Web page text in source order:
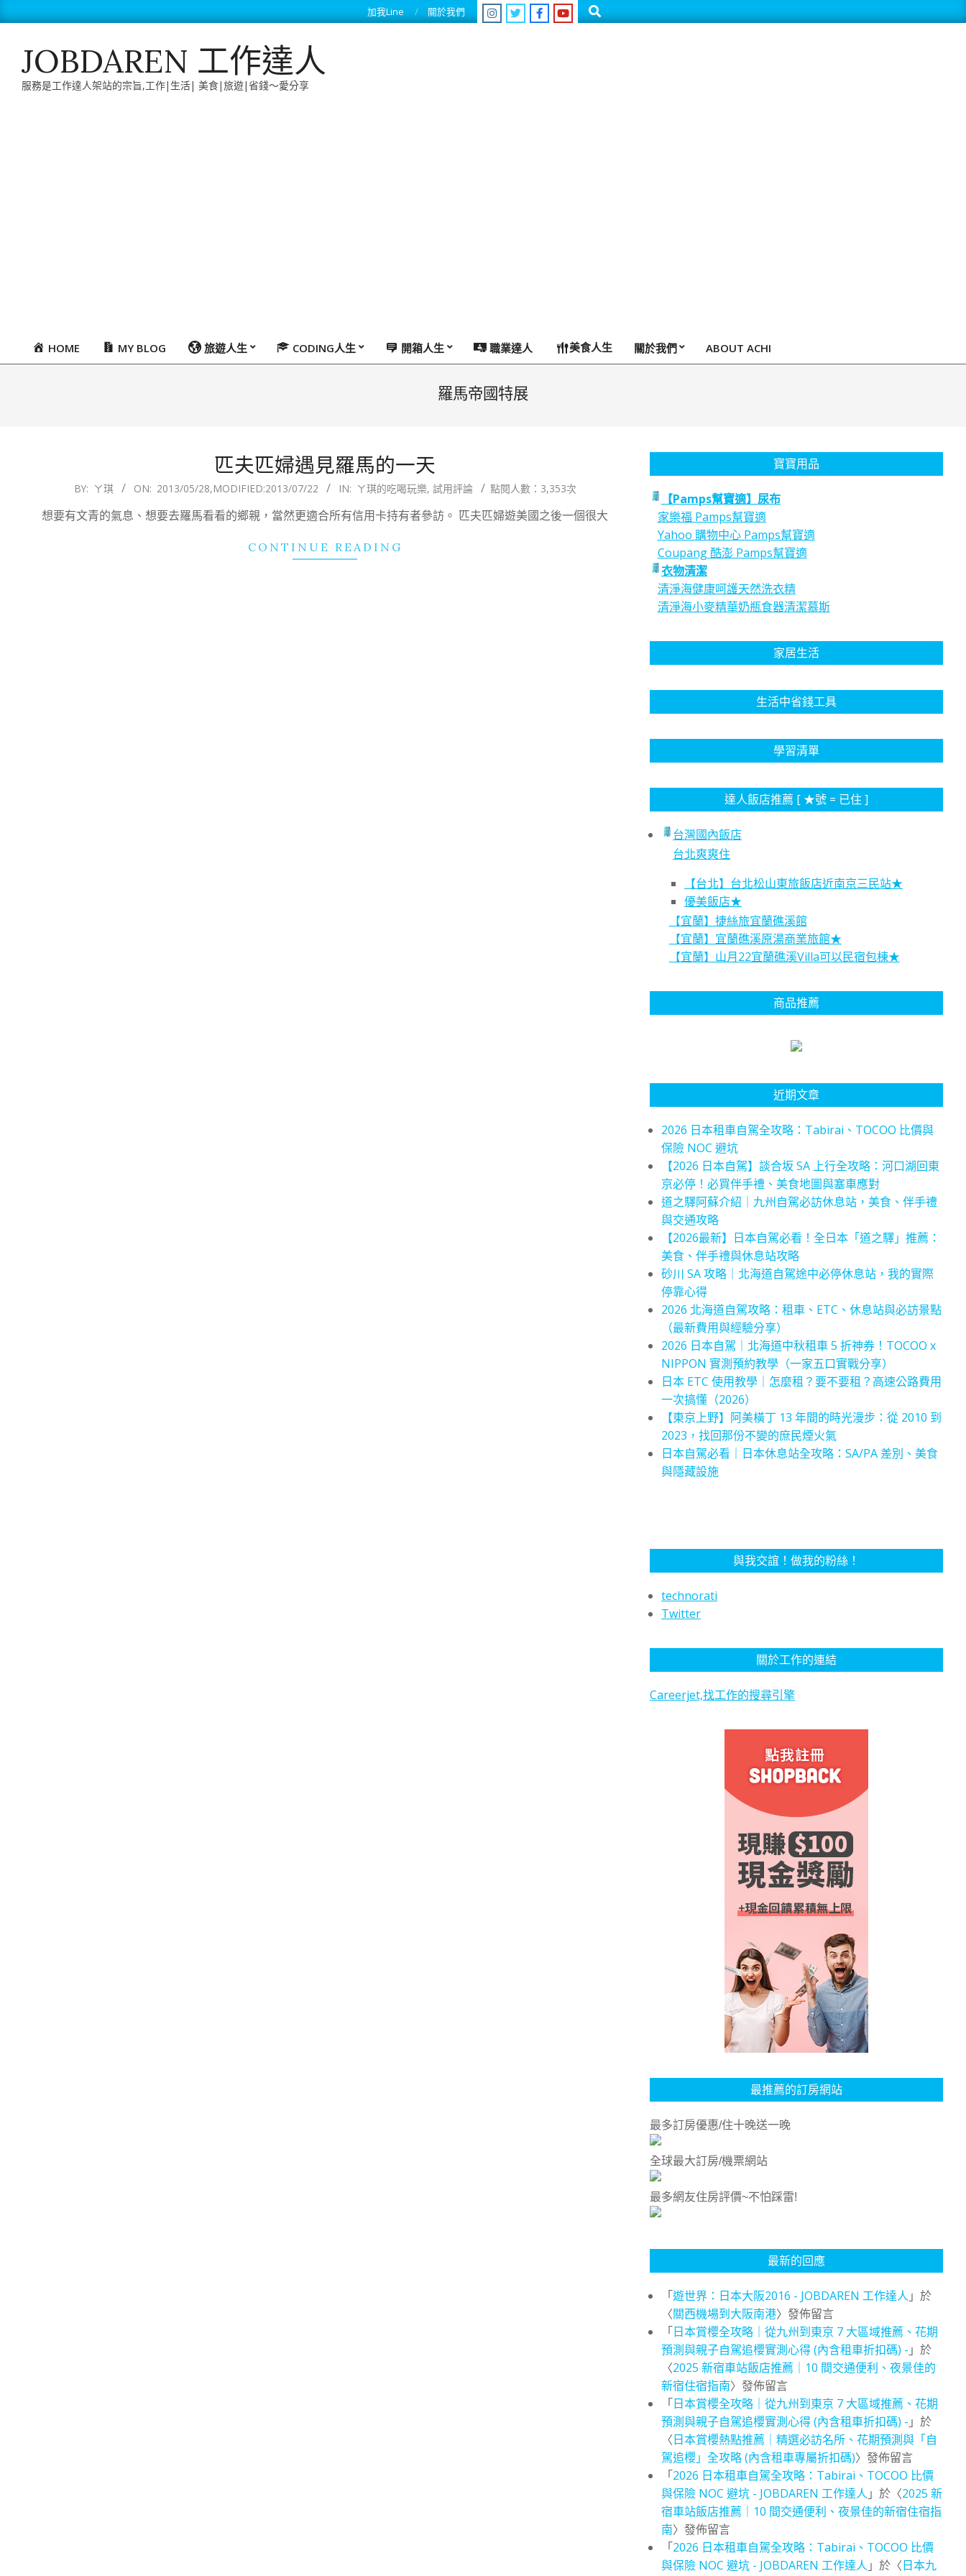
to
加我Line 關於我們 Search
JOBDAREN 工作達人
服務是工作達人架站的宗旨,工作|生活| 美食|旅遊|省錢～愛分享
PrimaryHOME MY BLOG 旅遊人生 CODING人生 開箱人生 職業達人 美食人生 關於我們 ABOUT ACHI
羅馬帝國特展
匹夫匹婦遇見羅馬的一天
28
BY: ㄚ琪 ON: 2013/05/28,MODIFIED:2013/07/22 IN: ㄚ琪的吃喝玩樂, 試用評論 點閱人數：3,353次
想要有文青的氣息、想要去羅馬看看的鄉親，當然更適合所有信用卡持有者參訪。 匹夫匹婦遊美國之後一個很大
CONTINUE READING
寶寶用品
【Pamps幫寶適】尿布
家樂福 Pamps幫寶適
Yahoo 購物中心 Pamps幫寶適
Coupang 酷澎 Pamps幫寶適
衣物清潔
清淨海健康呵護天然洗衣精
清淨海小麥精華奶瓶食器清潔慕斯
家居生活
生活中省錢工具
學習清單
達人飯店推薦 [ ★號 = 已住 ]
台灣國內飯店
台北爽爽住
【台北】台北松山東旅飯店近南京三民站★
優美飯店★
【宜蘭】捷絲旅宜蘭礁溪館
【宜蘭】宜蘭礁溪原湯商業旅館★
【宜蘭】山月22宜蘭礁溪Villa可以民宿包棟★
商品推薦
近期文章
2026 日本租車自駕全攻略：Tabirai、TOCOO 比價與
保險 NOC 避坑
【2026 日本自駕】談合坂 SA 上行全攻略：河口湖回東
京必停！必買伴手禮、美食地圖與塞車應對
道之驛阿蘇介紹｜九州自駕必訪休息站，美食、伴手禮
與交通攻略
【2026最新】日本自駕必看！全日本「道之驛」推薦：
美食、伴手禮與休息站攻略
砂川 SA 攻略｜北海道自駕途中必停休息站，我的實際
停靠心得
2026 北海道自駕攻略：租車、ETC、休息站與必訪景點
（最新費用與經驗分享）
2026 日本自駕｜北海道中秋租車 5 折神券！TOCOO x
NIPPON 實測預約教學（一家五口實戰分享）
日本 ETC 使用教學｜怎麼租？要不要租？高速公路費用
一次搞懂（2026）
【東京上野】阿美橫丁 13 年間的時光漫步：從 2010 到
2023，找回那份不變的庶民煙火氣
日本自駕必看｜日本休息站全攻略：SA/PA 差別、美食
與隱藏設施
與我交誼！做我的粉絲！
technorati
Twitter
關於工作的連結
Careerjet,找工作的搜尋引擎
最推薦的訂房網站
最多訂房優惠/住十晚送一晚
全球最大訂房/機票網站
最多網友住房評價~不怕踩雷!
最新的回應
「遊世界：日本大阪2016 - JOBDAREN 工作達人 」於
〈關西機場到大阪南港〉發佈留言
「日本賞櫻全攻略｜從九州到東京 7 大區域推薦、花期
預測與親子自駕追櫻實測心得 (內含租車折扣碼) - 」於
〈2025 新宿車站飯店推薦｜10 間交通便利、夜景佳的
新宿住宿指南〉發佈留言
「日本賞櫻全攻略｜從九州到東京 7 大區域推薦、花期
預測與親子自駕追櫻實測心得 (內含租車折扣碼) - 」於
〈日本賞櫻熱點推薦｜精選必訪名所、花期預測與「自
駕追櫻」全攻略 (內含租車專屬折扣碼)〉發佈留言
「2026 日本租車自駕全攻略：Tabirai、TOCOO 比價
與保險 NOC 避坑 - JOBDAREN 工作達人 」於〈2025 新
宿車站飯店推薦｜10 間交通便利、夜景佳的新宿住宿指
南〉發佈留言
「2026 日本租車自駕全攻略：Tabirai、TOCOO 比價
與保險 NOC 避坑 - JOBDAREN 工作達人 」於〈日本九